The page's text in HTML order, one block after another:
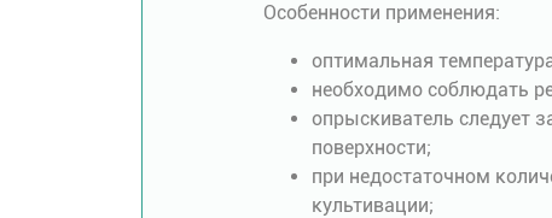
Особенности применения:
оптимальная
необходимо соблюдать
опрыскиватель следует
поверхности;
при недостаточном
культивации;